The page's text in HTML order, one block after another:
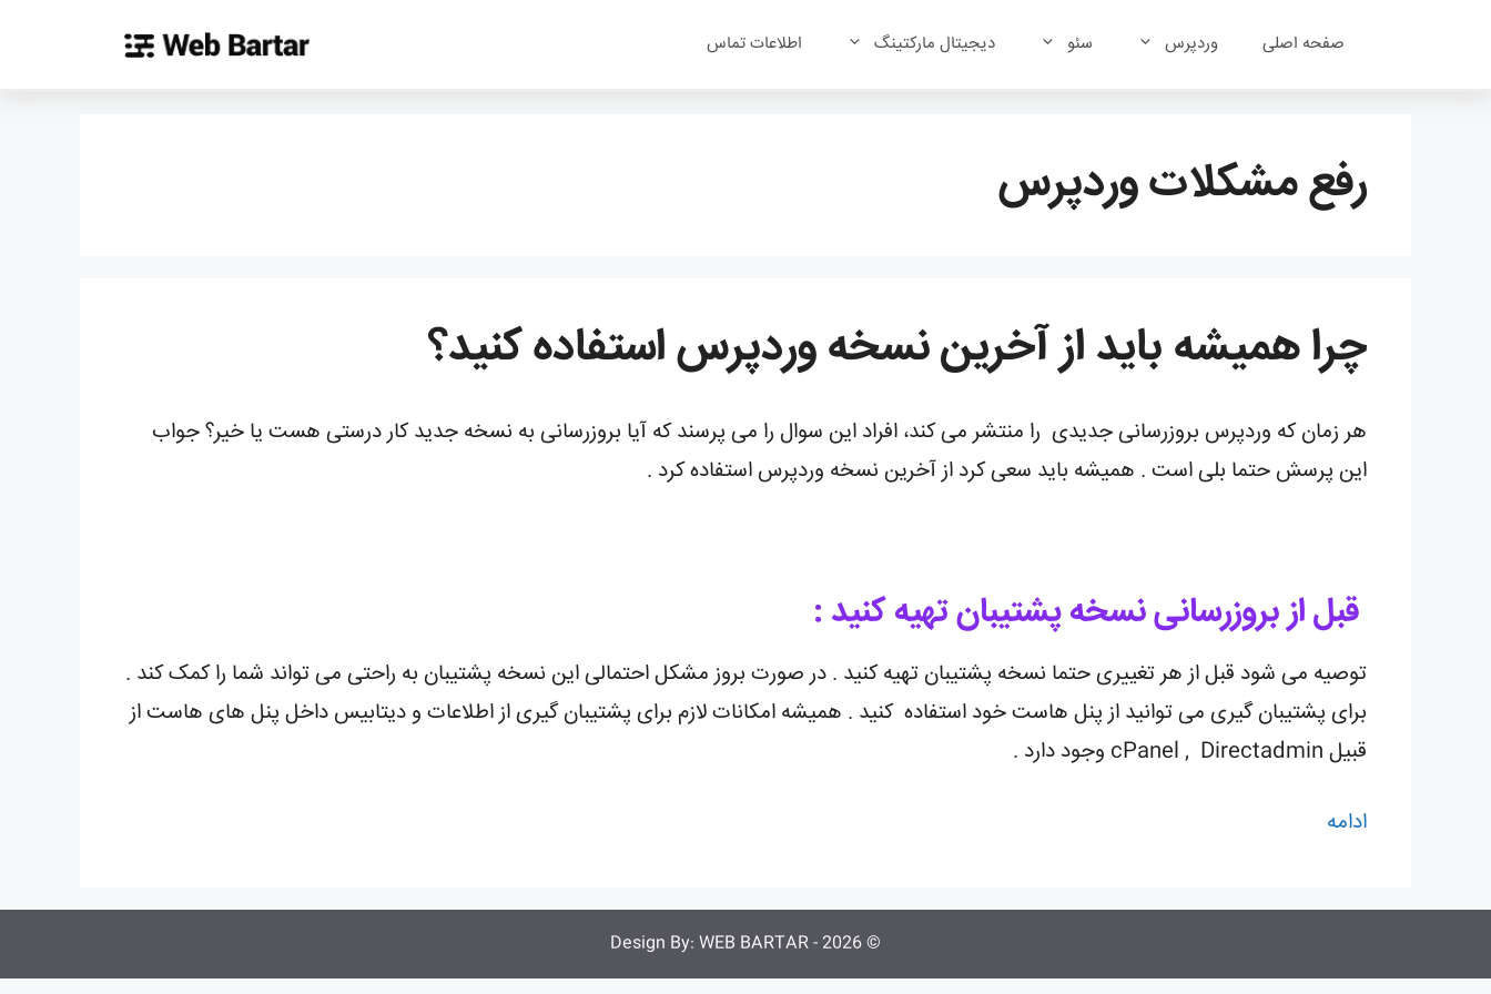
صفحه اصلی وردپرس سئو دیجیتال مارکتینگ اطلاعات تماس
رفع مشکلات وردپرس
چرا همیشه باید از آخرین نسخه وردپرس استفاده کنید؟
هر زمان که وردپرس بروزرسانی جدیدی را منتشر می کند، افراد این سوال را می پرسند که آیا بروزرسانی به نسخه جدید کار درستی هست یا خیر؟ جواب
این پرسش حتما بلی است . همیشه باید سعی کرد از آخرین نسخه وردپرس استفاده کرد .
قبل از بروزرسانی نسخه پشتیبان تهیه کنید :
توصیه می شود قبل از هر تغییری حتما نسخه پشتیبان تهیه کنید . در صورت بروز مشکل احتمالی این نسخه پشتیبان به راحتی می تواند شما را کمک کند .
برای پشتیبان گیری می توانید از پنل هاست خود استفاده کنید . همیشه امکانات لازم برای پشتیبان گیری از اطلاعات و دیتابیس داخل پنل های هاست از
قبیل cPanel , Directadmin وجود دارد .
ادامه
© 2026 - Design By:
WEB BARTAR